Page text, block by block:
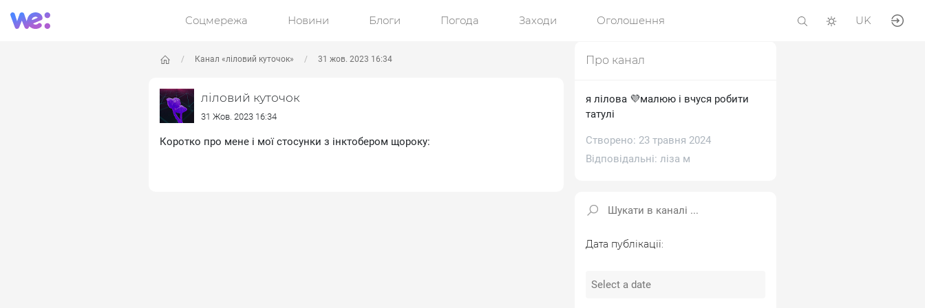
Соцмережа Новини Блоги Погода Заходи Оголошення UK
Канал «ліловий куточок» 31 жов. 2023 16:34
ліловий куточок
31 Жов. 2023 16:34
Коротко про мене і мої стосунки з інктобером щороку:
Про канал
я лілова 💜малюю і вчуся робити
татулі
Створено: 23 травня 2024
Відповідальні: ліза м
Дата публікації: